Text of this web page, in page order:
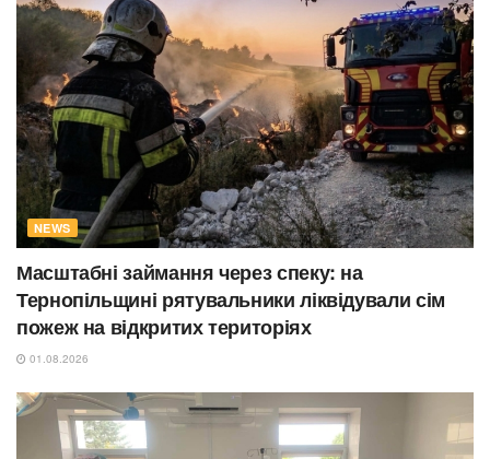
NEWS
Масштабні займання через спеку: на
Тернопільщині рятувальники ліквідували сім
пожеж на відкритих територіях
01.08.2026